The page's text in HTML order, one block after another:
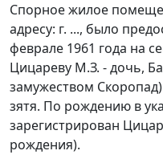
Спорное жилое
адресу: г. ..., было
феврале 1961 года на
Цицареву М.З. - дочь,
замужеством
зятя. По рождению в
зарегистрирован
рождения).